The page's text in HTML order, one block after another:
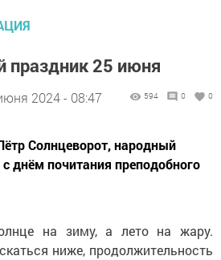
праздник 25 июня
2024 - 08:47 594 0 0
Солнцеворот, народный
днём почитания преподобного
на зиму, а лето на жару.
ниже, продолжительность